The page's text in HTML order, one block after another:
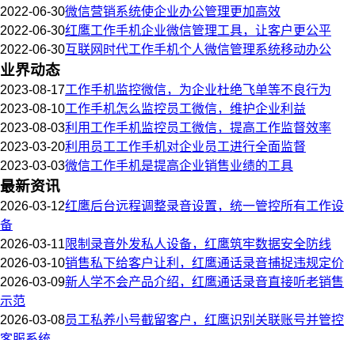
2022-06-30微信营销系统使企业办公管理更加高效
2022-06-30红鹰工作手机企业微信管理工具，让客户更公平
2022-06-30互联网时代工作手机个人微信管理系统移动办公
业界动态
2023-08-17工作手机监控微信，为企业杜绝飞单等不良行为
2023-08-10工作手机怎么监控员工微信，维护企业利益
2023-08-03利用工作手机监控员工微信，提高工作监督效率
2023-03-20利用员工工作手机对企业员工进行全面监督
2023-03-03微信工作手机是提高企业销售业绩的工具
最新资讯
2026-03-12红鹰后台远程调整录音设置，统一管控所有工作设
备
2026-03-11 限制录音外发私人设备，红鹰筑牢数据安全防线
2026-03-10销售私下给客户让利，红鹰通话录音捕捉违规定价
2026-03-09新人学不会产品介绍，红鹰通话录音直接听老销售
示范
2026-03-08员工私养小号截留客户，红鹰识别关联账号并管控